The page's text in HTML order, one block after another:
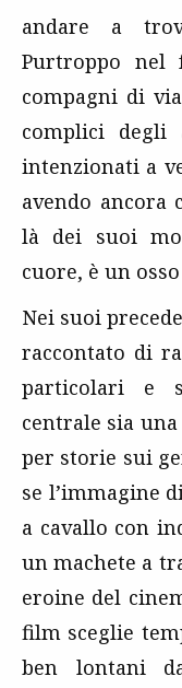
andare a
Purtroppo
compagni di
complici degli
intenzionati a
avendo ancora
là dei suoi
cuore, è un
Nei suoi
raccontato di
particolari e
centrale sia
per storie sui
se l’immagine
a cavallo con
un machete a
eroine del
film sceglie
ben lontani